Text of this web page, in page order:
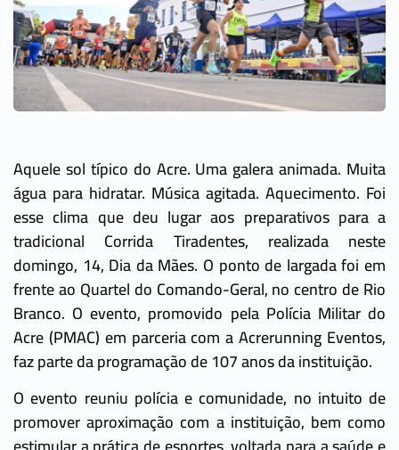
Aquele sol típico do Acre. Uma galera animada. Muita
água para hidratar. Música agitada. Aquecimento. Foi
esse clima que deu lugar aos preparativos para a
tradicional Corrida Tiradentes, realizada neste
domingo, 14, Dia da Mães. O ponto de largada foi em
frente ao Quartel do Comando-Geral, no centro de Rio
Branco. O evento, promovido pela Polícia Militar do
Acre (PMAC) em parceria com a Acrerunning Eventos,
faz parte da programação de 107 anos da instituição.
O evento reuniu polícia e comunidade, no intuito de
promover aproximação com a instituição, bem como